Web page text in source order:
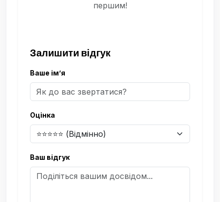
першим!
Залишити відгук
Ваше ім’я
Оцінка
Ваш відгук